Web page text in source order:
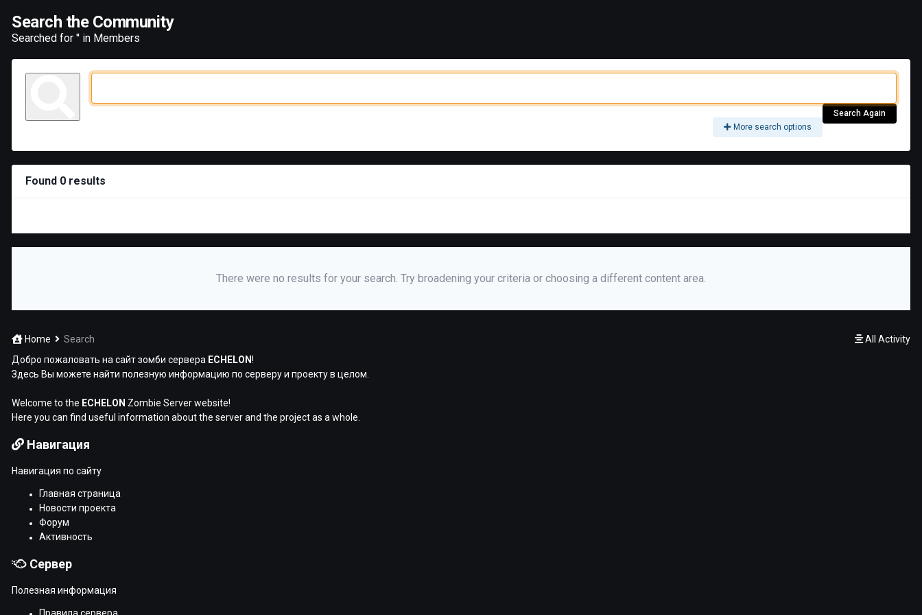
Search the Community
Searched for '' in Members
Search Again
More search options
Found 0 results
There were no results for your search. Try broadening your criteria or choosing a different content area.
All Activity
Home
Search
Добро пожаловать на сайт зомби сервера ECHELON!
Здесь Вы можете найти полезную информацию по серверу и проекту в целом.
Welcome to the ECHELON Zombie Server website!
Here you can find useful information about the server and the project as a whole.
Навигация
Навигация по сайту
Главная страница
Новости проекта
Форум
Активность
Сервер
Полезная информация